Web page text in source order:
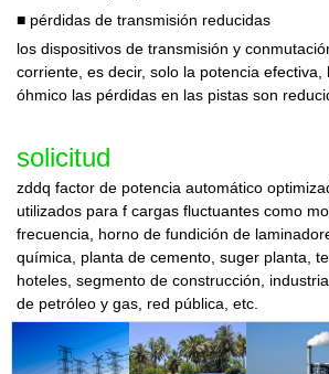
■ pérdidas de transmisión reducidas
los dispositivos de transmisión y
corriente, es decir, solo la potencia efectiva,
óhmico las pérdidas en las pistas son
solicitud
zddq factor de potencia automático
utilizados para f cargas fluctuantes como
frecuencia, horno de fundición de
química, planta de cemento, suger planta,
hoteles, segmento de construcción,
de petróleo y gas, red pública, etc.